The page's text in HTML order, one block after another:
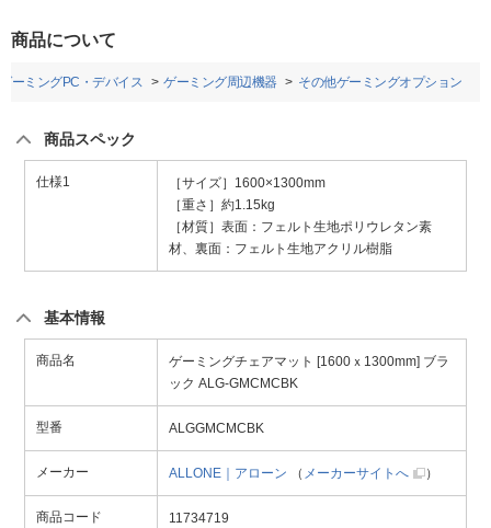
商品について
ゲーミングPC・デバイス ゲーミング周辺機器 その他ゲーミングオプション
商品スペック
仕様1
［サイズ］1600×1300mm
［重さ］約1.15kg
［材質］表面：フェルト生地ポリウレタン素
材、裏面：フェルト生地アクリル樹脂
基本情報
商品名
ゲーミングチェアマット [1600ｘ1300mm] ブラ
ック ALG-GMCMCBK
型番 ALGGMCMCBK
メーカー ALLONE｜アローン （ メーカーサイトへ ）
商品コード 11734719